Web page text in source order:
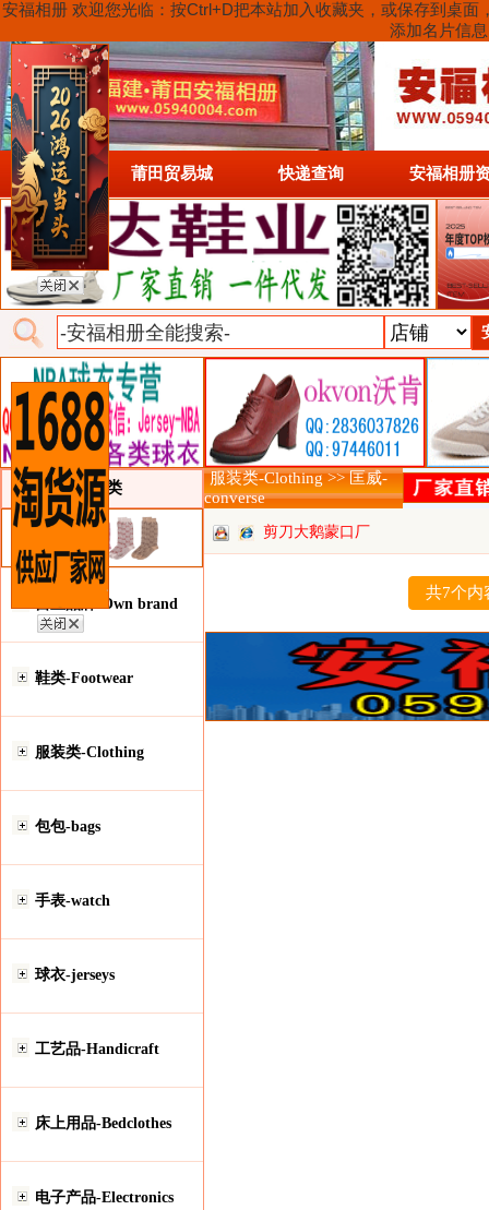
安福相册 欢迎您光临：按Ctrl+D把本站加入收藏夹，或保存到桌
添加名片信
首页 莆田贸易城 快递查询 安福相册
类目详细分类
自主品牌-Own brand
鞋类-Footwear
服装类-Clothing
包包-bags
手表-watch
球衣-jerseys
工艺品-Handicraft
床上用品-Bedclothes
电子产品-Electronics
服装类-Clothing >> 匡威-
converse
剪刀大鹅蒙口厂
共7个内